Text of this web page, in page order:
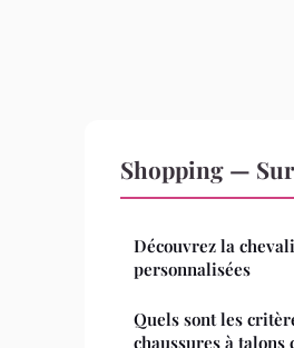
Shopping —
Découvrez la
personnalisées
Quels sont les
chaussures à